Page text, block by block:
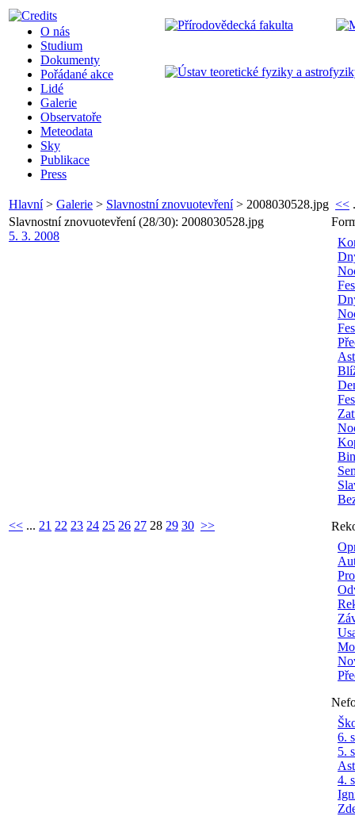
O nás
Studium
Dokumenty
Pořádané akce
Lidé
Galerie
Observatoře
Meteodata
Sky
Publikace
Press
Hlavní> Galerie > Slavnostní znovuotevření> 2008030528.jpg <<
6.
5.
4.
Slavnostní znovuotevření (28/30): 2008030528.jpg
5. 3. 2008
<< ... 21 22 23 24 25 26 27 28 29 30 >>